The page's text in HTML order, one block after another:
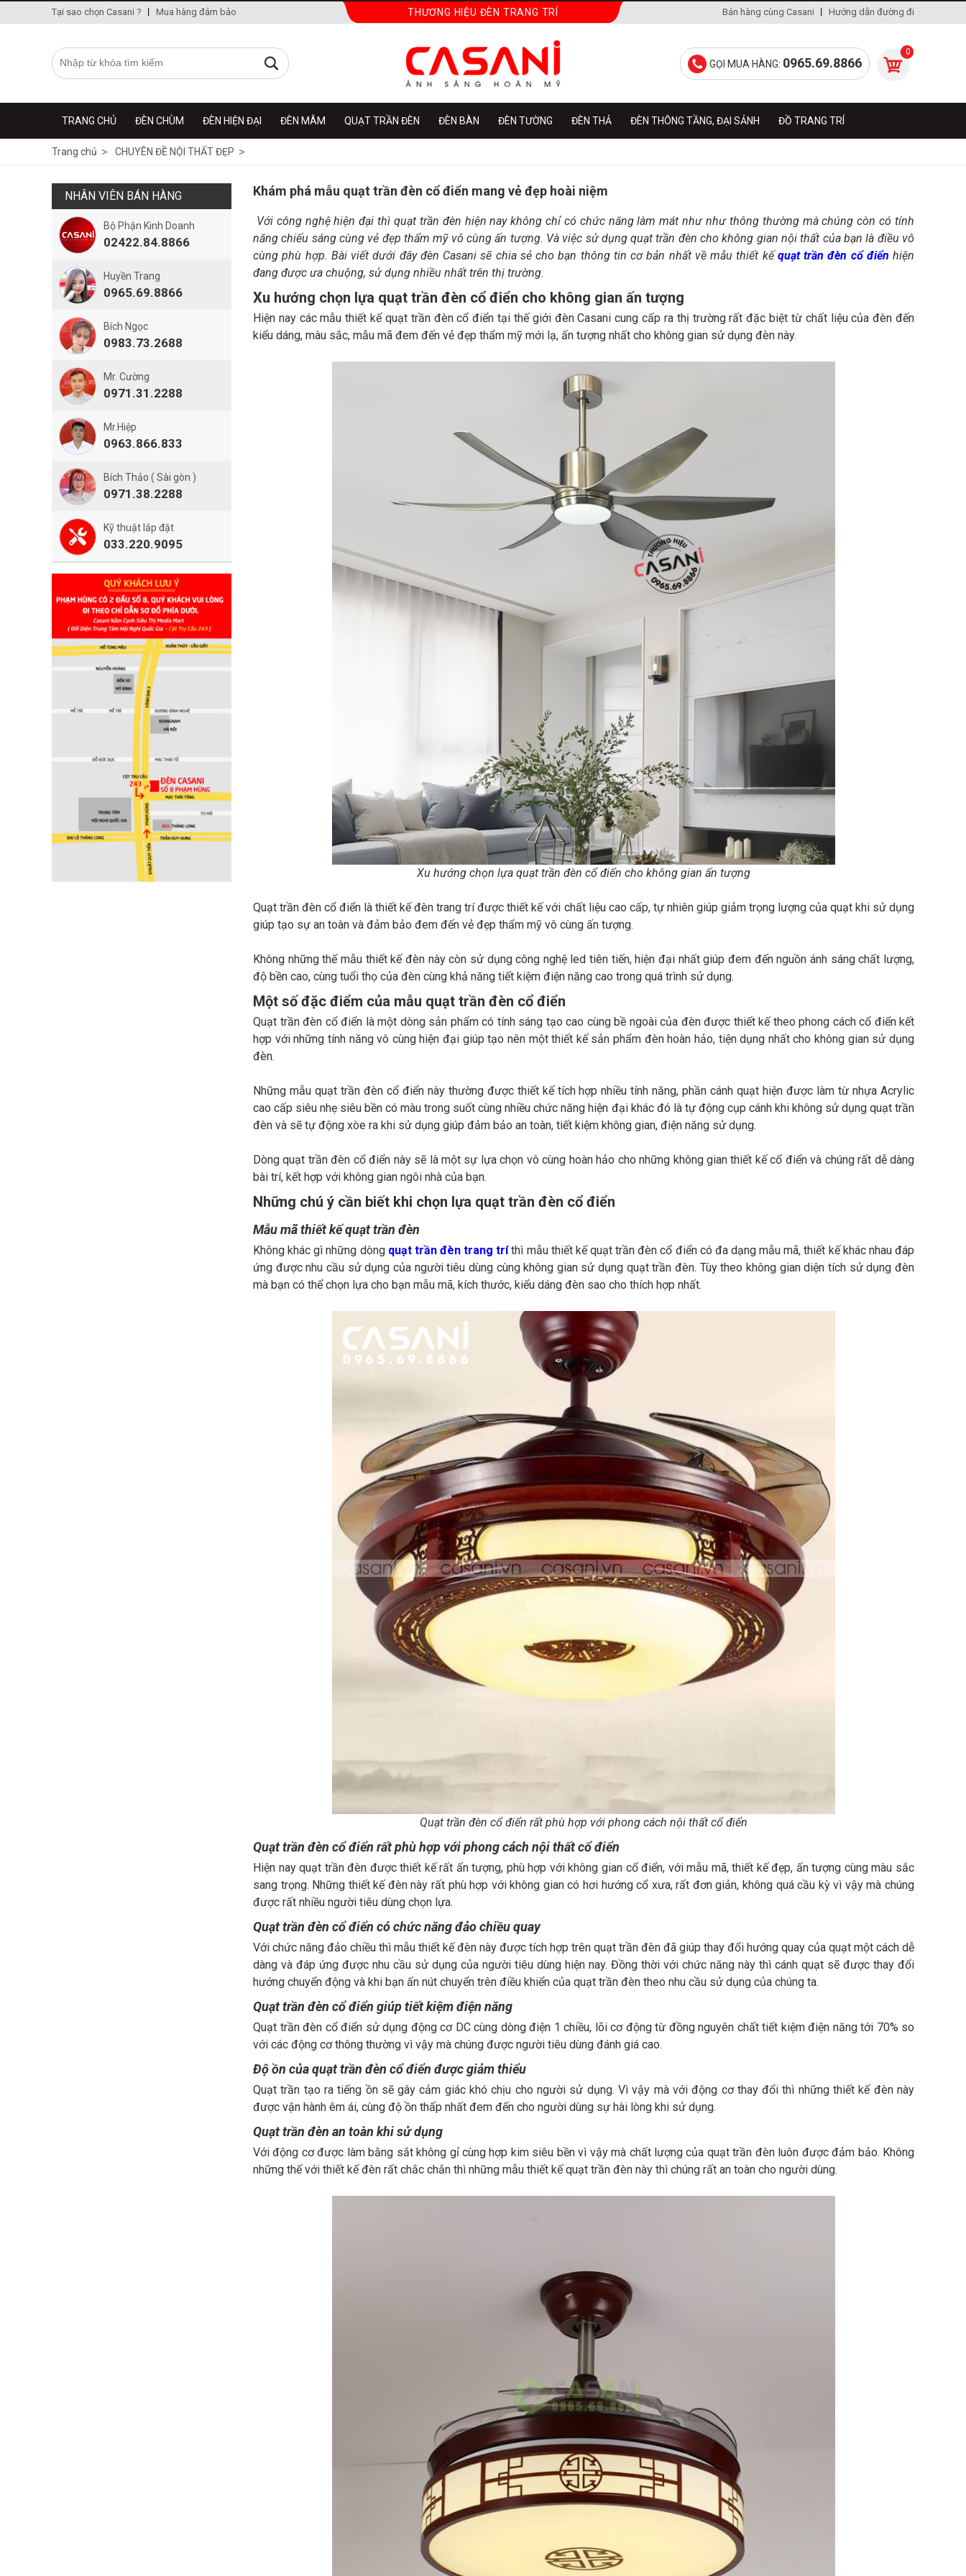
THƯƠNG HIỆU ĐÈN TRANG TRÍ Hướng dẫn đường đi
Bán hàng cùng Casani
Tại sao chọn Casani ? Mua hàng đảm bảo
0
GỌI MUA HÀNG: 0965.69.8866
TRANG CHỦ ĐÈN CHÙM ĐÈN HIỆN ĐẠI ĐÈN MÂM QUẠT TRẦN ĐÈN ĐÈN BÀN ĐÈN TƯỜNG ĐÈN THẢ ĐÈN THÔNG TẦNG, ĐẠI SẢNH ĐỒ TRANG TRÍ
Trang chủ CHUYÊN ĐỀ NỘI THẤT ĐẸP
NHÂN VIÊN BÁN HÀNG
Bộ Phận Kinh Doanh
02422.84.8866
Huyền Trang
0965.69.8866
Bích Ngọc
0983.73.2688
Mr. Cường
0971.31.2288
Mr.Hiệp
0963.866.833
Bích Thảo ( Sài gòn )
0971.38.2288
Kỹ thuật lắp đặt
033.220.9095
Khám phá mẫu quạt trần đèn cổ điển mang vẻ đẹp hoài niệm
Với công nghệ hiện đại thì quạt trần đèn hiện nay không chỉ có chức năng làm mát như như thông thường mà chúng còn có tính
năng chiếu sáng cùng vẻ đẹp thẩm mỹ vô cùng ấn tượng. Và việc sử dụng quạt trần đèn cho không gian nội thất của bạn là điều vô
cùng phù hợp. Bài viết dưới đây đèn Casani sẽ chia sẻ cho bạn thông tin cơ bản nhất về mẫu thiết kếquạt trần đèn cổ điển hiện
đang được ưa chuộng, sử dụng nhiều nhất trên thị trường.
Xu hướng chọn lựa quạt trần đèn cổ điển cho không gian ấn tượng
Hiện nay các mẫu thiết kế quạt trần đèn cổ điển tại thế giới đèn Casani cung cấp ra thị trường rất đặc biệt từ chất liệu của đèn đến
kiểu dáng, màu sắc, mẫu mã đem đến vẻ đẹp thẩm mỹ mới lạ, ấn tượng nhất cho không gian sử dụng đèn này.
Xu hướng chọn lựa quạt trần đèn cổ điển cho không gian ấn tượng
Quạt trần đèn cổ điển là thiết kế đèn trang trí được thiết kế với chất liệu cao cấp, tự nhiên giúp giảm trọng lượng của quạt khi sử dụng
giúp tạo sự an toàn và đảm bảo đem đến vẻ đẹp thẩm mỹ vô cùng ấn tượng.
Không những thế mẫu thiết kế đèn này còn sử dụng công nghệ led tiên tiến, hiện đại nhất giúp đem đến nguồn ánh sáng chất lượng,
độ bền cao, cùng tuổi thọ của đèn cùng khả năng tiết kiệm điện năng cao trong quá trình sử dụng.
Một số đặc điểm của mẫu quạt trần đèn cổ điển
Quạt trần đèn cổ điển là một dòng sản phẩm có tính sáng tạo cao cùng bề ngoài của đèn được thiết kế theo phong cách cổ điển kết
hợp với những tính năng vô cùng hiện đại giúp tạo nên một thiết kế sản phẩm đèn hoàn hảo, tiện dụng nhất cho không gian sử dụng
đèn.
Những mẫu quạt trần đèn cổ điển này thường được thiết kế tích hợp nhiều tính năng, phần cánh quạt hiện được làm từ nhựa Acrylic
cao cấp siêu nhẹ siêu bền có màu trong suốt cùng nhiều chức năng hiện đại khác đó là tự động cụp cánh khi không sử dụng quạt trần
đèn và sẽ tự động xòe ra khi sử dụng giúp đảm bảo an toàn, tiết kiệm không gian, điện năng sử dụng.
Dòng quạt trần đèn cổ điển này sẽ là một sự lựa chọn vô cùng hoàn hảo cho những không gian thiết kế cổ điển và chúng rất dễ dàng
bài trí, kết hợp với không gian ngôi nhà của bạn.
Những chú ý cần biết khi chọn lựa quạt trần đèn cổ điển
Mẫu mã thiết kế quạt trần đèn
Không khác gì những dòng quạt trần đèn trang tríthì mẫu thiết kế quạt trần đèn cổ điển có đa dạng mẫu mã, thiết kế khác nhau đáp
ứng được nhu cầu sử dụng của người tiêu dùng cùng không gian sử dụng quạt trần đèn. Tùy theo không gian diện tích sử dụng đèn
mà bạn có thể chọn lựa cho bạn mẫu mã, kích thước, kiểu dáng đèn sao cho thích hợp nhất.
Quạt trần đèn cổ điển rất phù hợp với phong cách nội thất cổ điển
Quạt trần đèn cổ điển rất phù hợp với phong cách nội thất cổ điển
Hiện nay quạt trần đèn được thiết kế rất ấn tượng, phù hợp với không gian cổ điển, với mẫu mã, thiết kế đẹp, ấn tượng cùng màu sắc
sang trọng. Những thiết kế đèn này rất phù hợp với không gian có hơi hướng cổ xưa, rất đơn giản, không quá cầu kỳ vì vậy mà chúng
được rất nhiều người tiêu dùng chọn lựa.
Quạt trần đèn cổ điển có chức năng đảo chiều quay
Với chức năng đảo chiều thì mẫu thiết kế đèn này được tích hợp trên quạt trần đèn đã giúp thay đổi hướng quay của quạt một cách dễ
dàng và đáp ứng được nhu cầu sử dụng của người tiêu dùng hiện nay. Đồng thời với chức năng này thì cánh quạt sẽ được thay đổi
hướng chuyển động và khi bạn ấn nút chuyển trên điều khiển của quạt trần đèn theo nhu cầu sử dụng của chúng ta.
Quạt trần đèn cổ điển giúp tiết kiệm điện năng
Quạt trần đèn cổ điển sử dụng động cơ DC cùng dòng điện 1 chiều, lõi cơ động từ đồng nguyên chất tiết kiệm điện năng tới 70% so
với các động cơ thông thường vì vậy mà chúng được người tiêu dùng đánh giá cao.
Độ ồn của quạt trần đèn cổ điển được giảm thiểu
Quạt trần tạo ra tiếng ồn sẽ gây cảm giác khó chịu cho người sử dụng. Vì vậy mà với động cơ thay đổi thì những thiết kế đèn này
được vận hành êm ái, cùng độ ồn thấp nhất đem đến cho người dùng sự hài lòng khi sử dụng.
Quạt trần đèn an toàn khi sử dụng
Với động cơ được làm bằng sắt không gỉ cùng hợp kim siêu bền vì vậy mà chất lượng của quạt trần đèn luôn được đảm bảo. Không
những thế với thiết kế đèn rất chắc chắn thì những mẫu thiết kế quạt trần đèn này thì chúng rất an toàn cho người dùng.